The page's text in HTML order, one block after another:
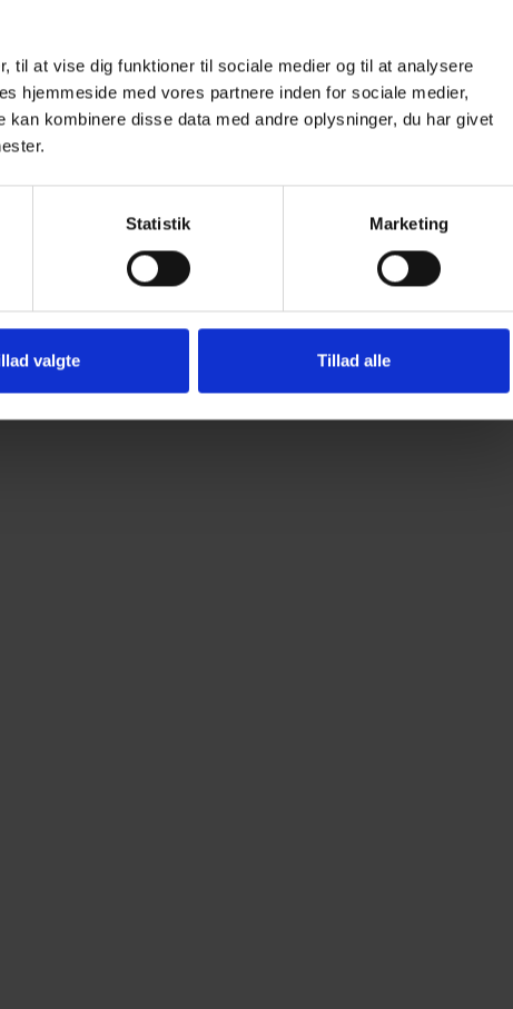
til at vise dig funktioner til sociale medier og til at analysere
hjemmeside med vores partnere inden for sociale medier,
kombinere disse data med andre oplysninger, du har givet
Statistik Marketing
valgte Tillad alle